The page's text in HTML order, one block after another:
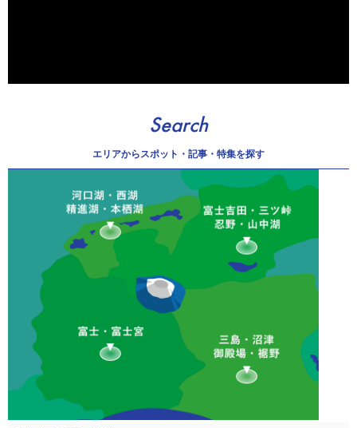
Search
エリアからスポット・記事・特集を探す